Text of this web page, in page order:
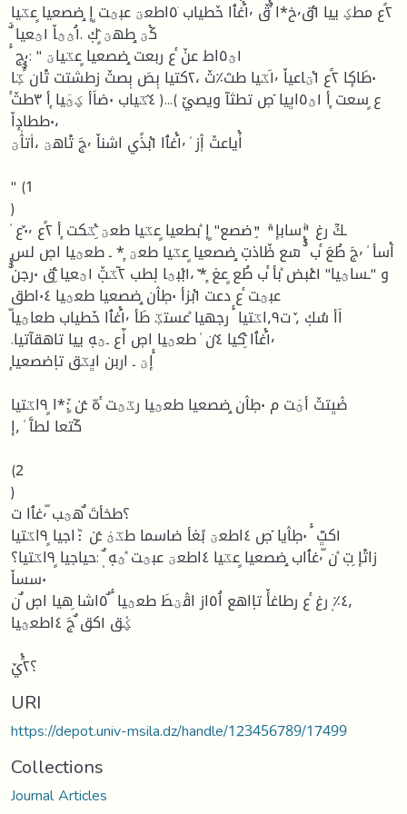
٢ًع مطؼ ييا ١ٝق٬خ٭ا ُ٘ٝقٚ ١َٝ٬غٱا حٚطياب ٘٥اطعؾ عبؿت ٍإ ٟضصعيا ٍعػيا
َ ٌكٝؾ ٟطهؾ ٍٛكٜ .١ُؿؿاٚ ١ؿعيا
َٔ ١ؿ٥اط عنٚ ٔع ربعت ٟضصعيا ٍعػياؾ " :٬ج
٠طَاكٕا ٢ًع ١ٝؾاعياٚ ١َ٬ػيا طث٪تٚ ،٢كتيا بٖصَ بٖصتٚ زطشتت تْان ًٌُػٕا
،٠ططادٕاٚ
اٗٝياعتٚ اٖٛز ٗ ١َٝ٬غٱا ١ٝبذًي اشناٚ ٬جَ تْاهؾ ،اٗتاٛٗؾ
" (1
)
ٗ ـكَٓ رغ "ٞسابإ"ٚ "ٟضصع" ٍإ ٞبطعيا ٍعػيا طعؾ ِٝػكت ٕأ ٢ًع ٠ٚ٬ع
عبؿت ٔع دعت ١ٝبزأ ٠طٖاٛن ٟضصعيا طعؿيا ٠٤اطق
.١َٝ٬غٱا ِٝكيا ٤ٛن ٗ طعؿيا اصٖ اٗٓع ـؿهٜ ييا تاهقآتيا
ضٛڀتتٚ أؿٓت م ٠طٖاٛن ٟضصعيا طعؿيا رػؿت ٔهّ ـٝن :ٍٚ٭ا ٍ٩اػتيا
كٓتعا لطآَ ٗ ٫إ
(2
)
؟طخأتَ ٌهؿب ّ٬غٱا ت
١كڀَٓ َٔ ٠طٖاٛيا ٙصٖ ٤اطعؾ بًغأ ضاسما طػؿْ ـٝن :ْٞاجيا ٍ٩اػتيا
زاتْإ ِتٜ ٞن ّ٬غٱاب ٟضصعيا ٍعػيا ٤اطعؾ عبؿت ٞؿهٜ ٌٖ :حياجيا ٍ٩اػتيا؟
٠سساٚ
٤٫٪ٖ رغ ٔع رطاغأٚ تاٜاهع اُ٥از اقٛؾطَ طعؿيا َٔ ٌ٥اشا ِهيا اصٖ ٌن
ؼٝق ١كق ٌجَ ٤اطعؿيا
؟٢ًٝيٚ
URI
https://depot.univ-msila.dz/handle/123456789/17499
Collections
Journal Articles